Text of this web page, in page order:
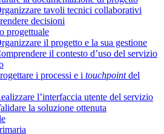
tavoli tecnici collaborativi
decisioni
progettuale
il progetto e la sua gestione
il contesto d’uso del servizio
i processi e i touchpointdel
l’interfaccia utente del servizio
la soluzione ottenuta